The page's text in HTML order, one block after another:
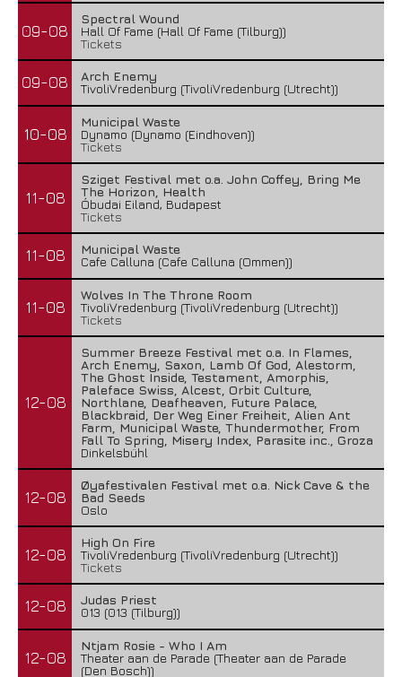
09-08
Spectral Wound
Hall Of Fame (Hall Of Fame (Tilburg))
Tickets
09-08
Arch Enemy
TivoliVredenburg (TivoliVredenburg (Utrecht))
10-08
Municipal Waste
Dynamo (Dynamo (Eindhoven))
Tickets
11-08
Sziget Festival met o.a. John Coffey, Bring Me
The Horizon, Health
Óbudai Eiland, Budapest
Tickets
11-08
Municipal Waste
Cafe Calluna (Cafe Calluna (Ommen))
11-08
Wolves In The Throne Room
TivoliVredenburg (TivoliVredenburg (Utrecht))
Tickets
12-08
Summer Breeze Festival met o.a. In Flames,
Arch Enemy, Saxon, Lamb Of God, Alestorm,
The Ghost Inside, Testament, Amorphis,
Paleface Swiss, Alcest, Orbit Culture,
Northlane, Deafheaven, Future Palace,
Blackbraid, Der Weg Einer Freiheit, Alien Ant
Farm, Municipal Waste, Thundermother, From
Fall To Spring, Misery Index, Parasite inc., Groza
Dinkelsbühl
12-08
Øyafestivalen Festival met o.a. Nick Cave & the
Bad Seeds
Oslo
12-08
High On Fire
TivoliVredenburg (TivoliVredenburg (Utrecht))
Tickets
12-08
Judas Priest
013 (013 (Tilburg))
12-08
Ntjam Rosie - Who I Am
Theater aan de Parade (Theater aan de Parade
(Den Bosch))